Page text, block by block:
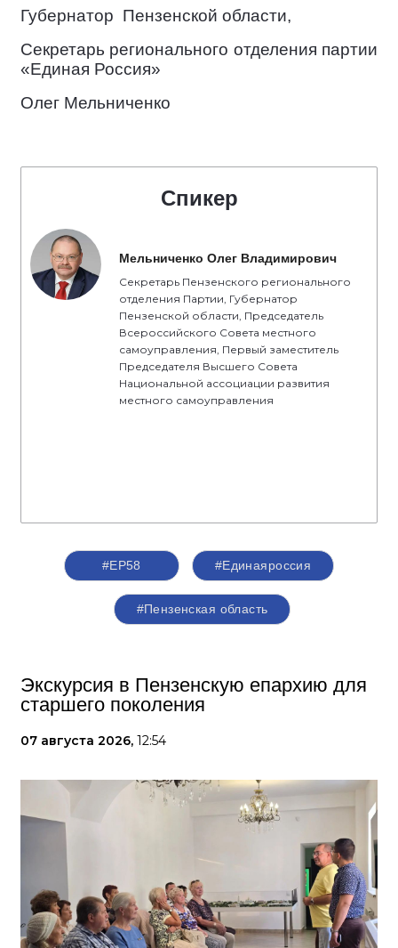
Губернатор Пензенской области,
Секретарь регионального отделения партии
«Единая Россия»
Олег Мельниченко
Спикер
Мельниченко Олег Владимирович
Секретарь Пензенского регионального
отделения Партии, Губернатор
Пензенской области, Председатель
Всероссийского Совета местного
самоуправления, Первый заместитель
Председателя Высшего Совета
Национальной ассоциации развития
местного самоуправления
#ЕР58 #Единаяроссия
#Пензенская область
Экскурсия в Пензенскую епархию для
старшего поколения
07 августа 2026, 12:54